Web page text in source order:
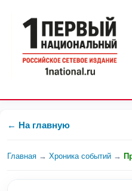
← На главную
Главная → Хроника событий →